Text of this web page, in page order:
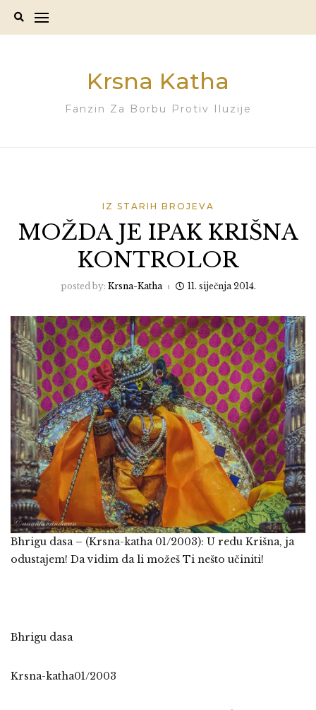
Krsna Katha
Fanzin Za Borbu Protiv Iluzije
IZ STARIH BROJEVA
MOŽDA JE IPAK KRIŠNA
KONTROLOR
posted by: Krsna-Katha 11. siječnja 2014.
Bhrigu dasa – (Krsna-katha 01/2003): U redu Krišna, ja
odustajem! Da vidim da li možeš Ti nešto učiniti!
Bhrigu dasa
Krsna-katha01/2003